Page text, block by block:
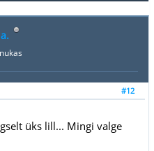
#12
üks lill... Mingi valge